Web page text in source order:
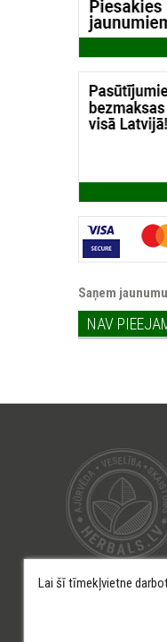
Saņem
NAV
Lai šī tīmekļvietne